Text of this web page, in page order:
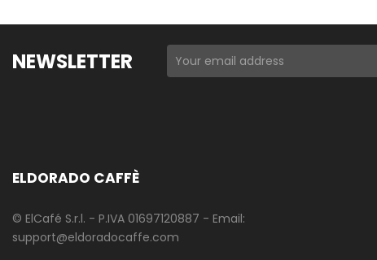
NEWSLETTER
ELDORADO CAFFÈ
© ElCafé S.r.l. - P.IVA 01697120887 - Email:
support@eldoradocaffe.com